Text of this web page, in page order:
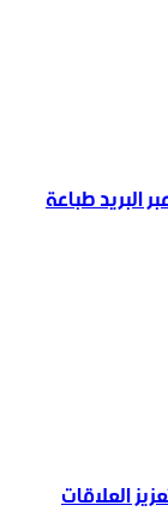
البريدطباعة
العلاقات